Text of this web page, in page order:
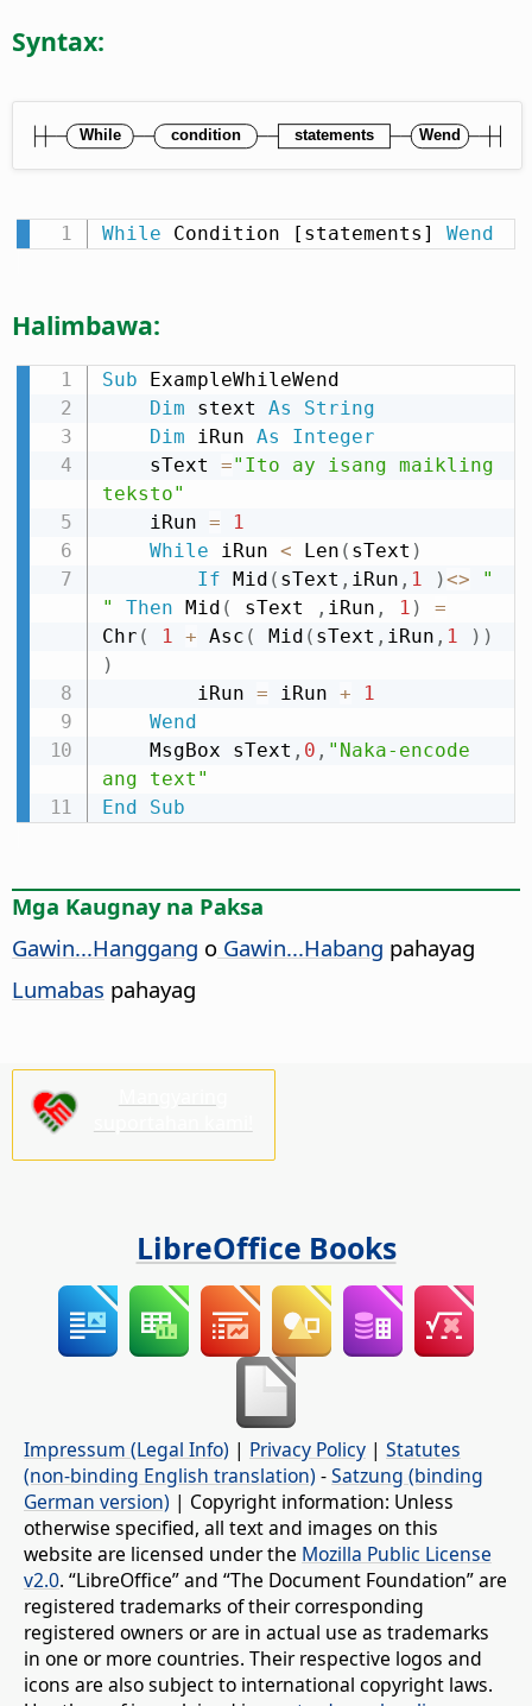
Syntax:
While Condition [statements] Wend
Halimbawa:
Sub ExampleWhileWend
Dim stext As
String
Dim iRun As
Integer
    sText
="Ito ay isang maikling
teksto"
    iRun
=
1
While iRun < Len ( sText )
If Mid ( sText , iRun , 1 )<>
"
"
Then Mid ( sText , iRun , 1 )
=
Chr ( 1 + Asc ( Mid ( sText , iRun , 1 ) )
)
        iRun
= iRun +
1
Wend
    MsgBox sText
, 0 , "Naka-encode
ang text"
End
Sub
Mga Kaugnay na Paksa
Gawin...Hanggang o Gawin...Habang pahayag
Lumabas pahayag
LibreOffice Books
Impressum (Legal Info) | Privacy Policy | Statutes
(non-binding English translation) -Satzung (binding
German version) | Copyright information: Unless
otherwise specified, all text and images on this
website are licensed under the Mozilla Public License
v2.0. “LibreOffice” and “The Document Foundation” are
registered trademarks of their corresponding
registered owners or are in actual use as trademarks
in one or more countries. Their respective logos and
icons are also subject to international copyright laws.